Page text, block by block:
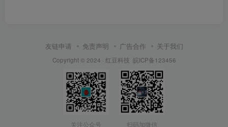
友链申请 免责声明 广告合作 关于我们
Copyright © 2024 · 红豆科技 皖ICP备123456
关注公众号 扫码加微信